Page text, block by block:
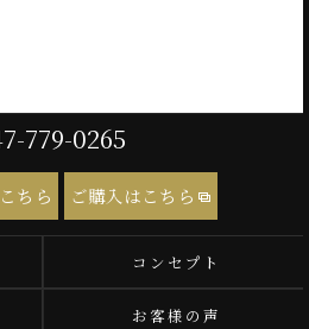
779-0265
ちら ご購入はこちら
コンセプト
お客様の声